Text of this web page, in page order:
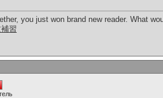
you just won brand new reader. What
習